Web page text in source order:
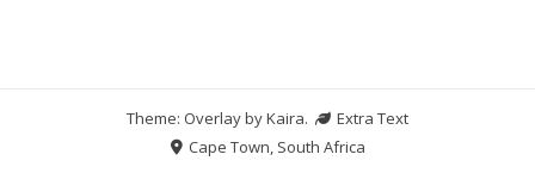
Theme: Overlay byKaira.
Extra Text
Cape Town, South Africa